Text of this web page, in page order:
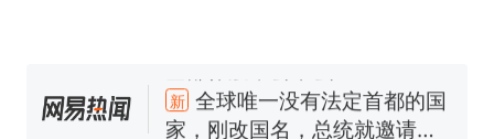
新 全球唯一没有法定首都的国
家，刚改国名，总统就邀请中